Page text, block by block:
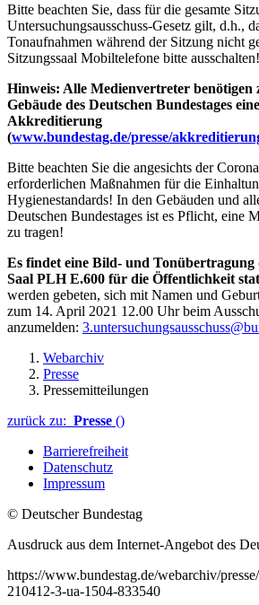
Bitte beachten Sie, dass für die gesamte
Untersuchungsausschuss-Gesetz gilt, d.h.,
Tonaufnahmen während der Sitzung nicht
Sitzungssaal Mobiltelefone bitte ausschalten!
Hinweis: Alle Medienvertreter benötigen
Gebäude des Deutschen Bundestages
Akkreditierung
(www.bundestag.de/presse/
Bitte beachten Sie die angesichts der
erforderlichen Maßnahmen für die
Hygienestandards! In den Gebäuden und
Deutschen Bundestages ist es Pflicht, eine
zu tragen!
Es findet eine Bild- und Tonübertragung
Saal PLH E.600 für die Öffentlichkeit
werden gebeten, sich mit Namen und
zum 14. April 2021 12.00 Uhr beim
anzumelden:
Webarchiv
Presse
Pressemitteilungen
zurück zu: Presse ()
Barrierefreiheit
Datenschutz
Impressum
© Deutscher Bundestag
Ausdruck aus dem Internet-Angebot des
https://www.bundestag.de/webarchiv/
210412-3-ua-1504-833540